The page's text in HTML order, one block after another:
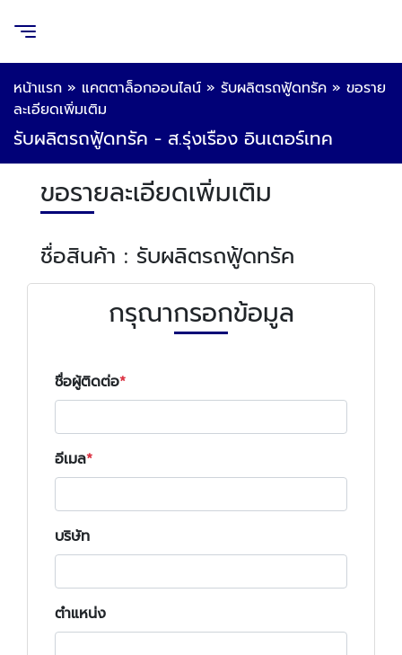
หน้าแรก » แคตตาล็อกออนไลน์ » รับผลิตรถฟู้ดทรัค » ขอราย
ละเอียดเพิ่มเติม
รับผลิตรถฟู้ดทรัค - ส.รุ่งเรือง อินเตอร์เทค
ขอรายละเอียดเพิ่มเติม
ชื่อสินค้า : รับผลิตรถฟู้ดทรัค
กรุณากรอกข้อมูล
ชื่อผู้ติดต่อ
อีเมล
บริษัท
ตำแหน่ง